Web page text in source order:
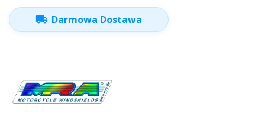
local_shipping Darmowa Dostawa